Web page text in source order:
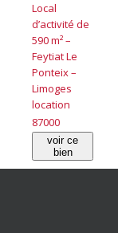
Local
d’activité de
590 m² –
Feytiat Le
Ponteix –
Limoges
location
87000
voir ce
bien